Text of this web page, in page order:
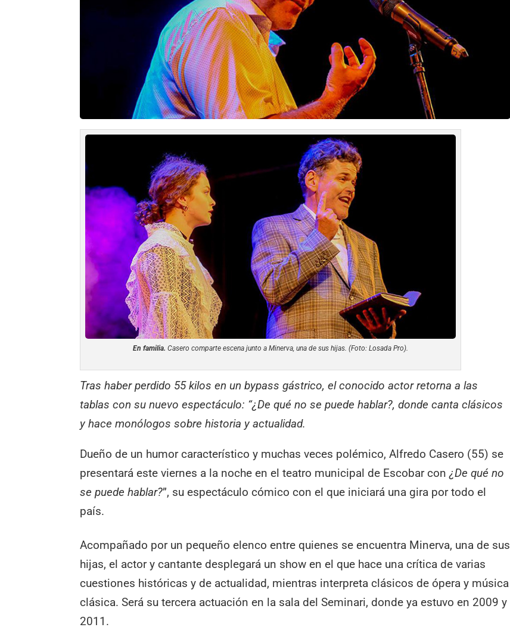
En familia. Casero comparte escena junto a Minerva, una de sus hijas. (Foto: Losada Pro).
Tras haber perdido 55 kilos en un bypass gástrico, el conocido actor retorna a las
tablas con su nuevo espectáculo: “¿De qué no se puede hablar?, donde canta clásicos
y hace monólogos sobre historia y actualidad.
Dueño de un humor característico y muchas veces polémico, Alfredo Casero (55) se
presentará este viernes a la noche en el teatro municipal de Escobar con¿De qué no
se puede hablar?”, su espectáculo cómico con el que iniciará una gira por todo el
país.
Acompañado por un pequeño elenco entre quienes se encuentra Minerva, una de sus
hijas, el actor y cantante desplegará un show en el que hace una crítica de varias
cuestiones históricas y de actualidad, mientras interpreta clásicos de ópera y música
clásica. Será su tercera actuación en la sala del Seminari, donde ya estuvo en 2009 y
2011.